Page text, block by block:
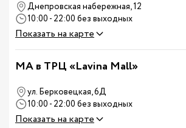
Днепровская набережная, 12
10:00 - 22:00 без выходных
Показать на карте
MA в ТРЦ «Lavina Mall»
ул. Берковецкая, 6Д
10:00 - 22:00 без выходных
Показать на карте